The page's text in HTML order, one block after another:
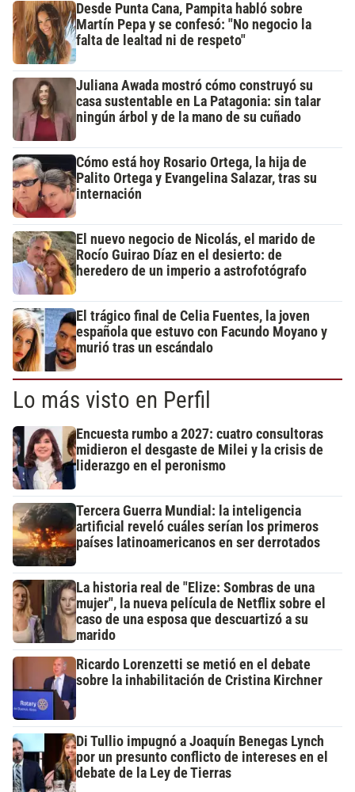
Desde Punta Cana, Pampita habló sobre
Martín Pepa y se confesó: "No negocio la
falta de lealtad ni de respeto"
Juliana Awada mostró cómo construyó su
casa sustentable en La Patagonia: sin talar
ningún árbol y de la mano de su cuñado
Cómo está hoy Rosario Ortega, la hija de
Palito Ortega y Evangelina Salazar, tras su
internación
El nuevo negocio de Nicolás, el marido de
Rocío Guirao Díaz en el desierto: de
heredero de un imperio a astrofotógrafo
El trágico final de Celia Fuentes, la joven
española que estuvo con Facundo Moyano y
murió tras un escándalo
Lo más visto en Perfil
Encuesta rumbo a 2027: cuatro consultoras
midieron el desgaste de Milei y la crisis de
liderazgo en el peronismo
Tercera Guerra Mundial: la inteligencia
artificial reveló cuáles serían los primeros
países latinoamericanos en ser derrotados
La historia real de "Elize: Sombras de una
mujer", la nueva película de Netflix sobre el
caso de una esposa que descuartizó a su
marido
Ricardo Lorenzetti se metió en el debate
sobre la inhabilitación de Cristina Kirchner
Di Tullio impugnó a Joaquín Benegas Lynch
por un presunto conflicto de intereses en el
debate de la Ley de Tierras